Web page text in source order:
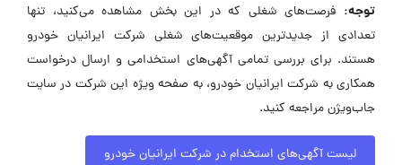
توجه: فرصت‌های شغلی که در این بخش مشاهده می‌کنید، تنها
تعدادی از جدیدترین موقعیت‌های شغلی شرکت ایرانیان خودرو
هستند. برای بررسی تمامی آگهی‌های استخدامی و ارسال درخواست
همکاری به شرکت ایرانیان خودرو، به صفحه ویژه این شرکت در سایت
جاب‌ویژن مراجعه کنید.
لیست آگهی‌های استخدام در شرکت ایرانیان خودرو